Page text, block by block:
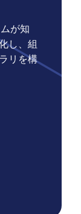
が知
し、組
リを構